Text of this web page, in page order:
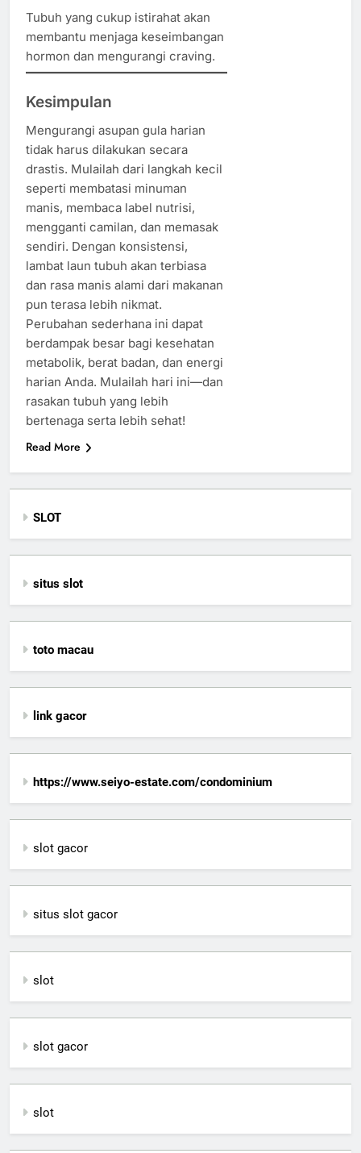
Tubuh yang cukup istirahat akan
membantu menjaga keseimbangan
hormon dan mengurangi craving.
Kesimpulan
Mengurangi asupan gula harian
tidak harus dilakukan secara
drastis. Mulailah dari langkah kecil
seperti membatasi minuman
manis, membaca label nutrisi,
mengganti camilan, dan memasak
sendiri. Dengan konsistensi,
lambat laun tubuh akan terbiasa
dan rasa manis alami dari makanan
pun terasa lebih nikmat.
Perubahan sederhana ini dapat
berdampak besar bagi kesehatan
metabolik, berat badan, dan energi
harian Anda. Mulailah hari ini—dan
rasakan tubuh yang lebih
bertenaga serta lebih sehat!
Read More
SLOT
situs slot
toto macau
link gacor
https://www.seiyo-estate.com/condominium
slot gacor
situs slot gacor
slot
slot gacor
slot